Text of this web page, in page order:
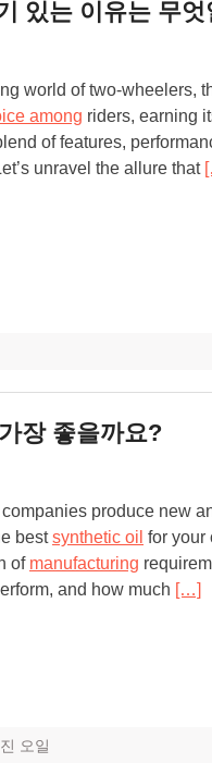
있는 이유는 무
world of two-wheelers,
among riders, earning
of features,
unravel the allure that
장 좋을까요?
produce new
bestsynthetic oil for your
of manufacturing
and how much […]
오일